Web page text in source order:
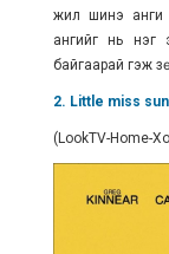
жил шинэ анги
ангийг нь нэг
байгаарай гэж
2. Little miss
(LookTV-Home-